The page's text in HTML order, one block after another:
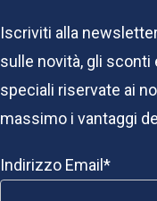
Iscriviti alla
sulle novità, gli
speciali riservate ai
massimo i vantaggi
Indirizzo Email*